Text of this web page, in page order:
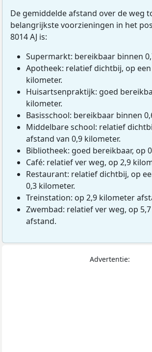
De gemiddelde afstand over de weg
belangrijkste voorzieningen in het
8014 AJ is:
Supermarkt: bereikbaar binnen
Apotheek: relatief dichtbij, op een
kilometer.
Huisartsenpraktijk: goed
kilometer.
Basisschool: bereikbaar binnen
Middelbare school: relatief
afstand van 0,9 kilometer.
Bibliotheek: goed bereikbaar, op
Café: relatief ver weg, op 2,9
Restaurant: relatief dichtbij, op
0,3 kilometer.
Treinstation: op 2,9 kilometer
Zwembad: relatief ver weg, op
afstand.
Advertentie: